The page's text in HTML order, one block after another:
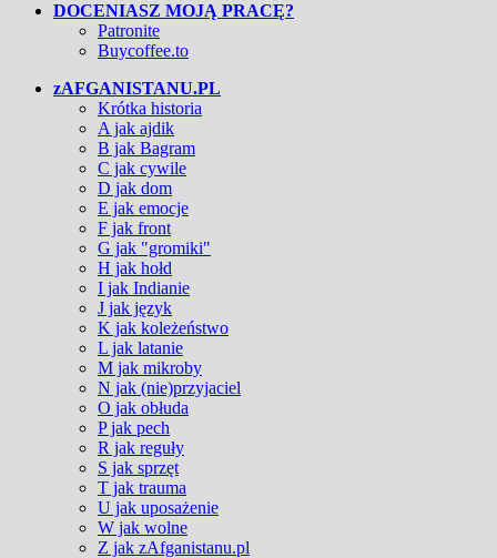
DOCENIASZ MOJĄ PRACĘ?
Patronite
Buycoffee.to
zAFGANISTANU.PL
Krótka historia
A jak ajdik
B jak Bagram
C jak cywile
D jak dom
E jak emocje
F jak front
G jak "gromiki"
H jak hołd
I jak Indianie
J jak język
K jak koleżeństwo
L jak latanie
M jak mikroby
N jak (nie)przyjaciel
O jak obłuda
P jak pech
R jak reguły
S jak sprzęt
T jak trauma
U jak uposażenie
W jak wolne
Z jak zAfganistanu.pl